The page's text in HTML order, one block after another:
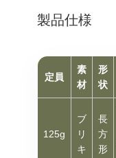
製品仕様
定員
素
材
形
状
125g
ブ
リ
キ
長
方
形